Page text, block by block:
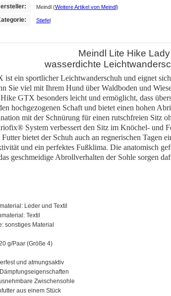
Meindl (Weitere Artikel von Meindl )
Stiefel
Meindl Lite Hike
wasserdichte
ein sportlicher Leichtwanderschuh und eignet
Sie viel mit Ihrem Hund über Waldboden und
GTX besonders leicht und ermöglicht, dass
hochgezogenen Schaft und bietet einen hohen
mit der Schnürung für einen rutschfreien Sitz
System verbessert den Sitz im Knöchel- und
bietet der Schuh auch an regnerischen Tagen
und ein perfektes Fußklima. Die anatomisch
geschmeidige Abrollverhalten der Sohle sorgen
Leder und Textil
Textil
sonstiges Material
g/Paar (Größe 4)
und atmungsaktiv
Zwischensohle
aus einem Stück